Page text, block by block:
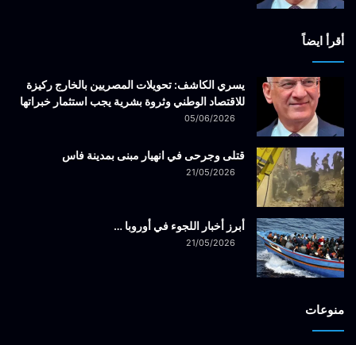
أقرأ ايضاً
يسري الكاشف: تحويلات المصريين بالخارج ركيزة
للاقتصاد الوطني وثروة بشرية يجب استثمار خبراتها
05/06/2026
قتلى وجرحى في انهيار مبنى بمدينة فاس
21/05/2026
أبرز أخبار اللجوء في أوروبا …
21/05/2026
منوعات